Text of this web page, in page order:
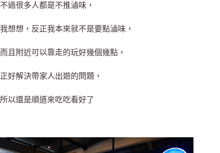
不過很多人都是不推滷味，
我想想，反正我本來就不是要點滷味，
而且附近可以靠走的玩好幾個幾點，
正好解決帶家人出遊的問題，
所以還是順道來吃吃看好了